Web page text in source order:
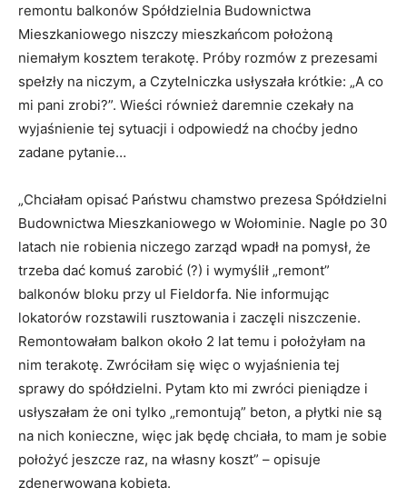
remontu balkonów Spółdzielnia Budownictwa
Mieszkaniowego niszczy mieszkańcom położoną
niemałym kosztem terakotę. Próby rozmów z prezesami
spełzły na niczym, a Czytelniczka usłyszała krótkie: „A co
mi pani zrobi?”. Wieści również daremnie czekały na
wyjaśnienie tej sytuacji i odpowiedź na choćby jedno
zadane pytanie…
„Chciałam opisać Państwu chamstwo prezesa Spółdzielni
Budownictwa Mieszkaniowego w Wołominie. Nagle po 30
latach nie robienia niczego zarząd wpadł na pomysł, że
trzeba dać komuś zarobić (?) i wymyślił „remont”
balkonów bloku przy ul Fieldorfa. Nie informując
lokatorów rozstawili rusztowania i zaczęli niszczenie.
Remontowałam balkon około 2 lat temu i położyłam na
nim terakotę. Zwróciłam się więc o wyjaśnienia tej
sprawy do spółdzielni. Pytam kto mi zwróci pieniądze i
usłyszałam że oni tylko „remontują” beton, a płytki nie są
na nich konieczne, więc jak będę chciała, to mam je sobie
położyć jeszcze raz, na własny koszt” – opisuje
zdenerwowana kobieta.